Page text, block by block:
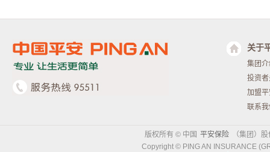
关于
集团
投资
加盟
联系
版权所有 © 中国 平安保险
（集团）
Copyright © PING AN INSURANCE